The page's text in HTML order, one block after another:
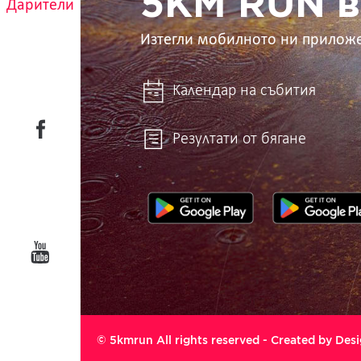
Дарители
Изтегли мобилното ни
Календар на събития
Резултати от бягане
© 5kmrun All rights reserved - Created by